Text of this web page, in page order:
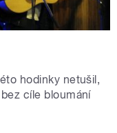
hodinky netušil,
cíle bloumání